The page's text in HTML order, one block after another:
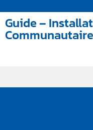
Guide –
Communautaire